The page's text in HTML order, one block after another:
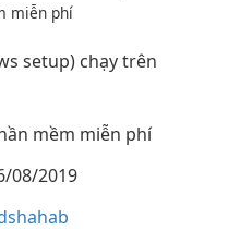
miễn phí
setup) chạy trên
mềm miễn phí
08/2019